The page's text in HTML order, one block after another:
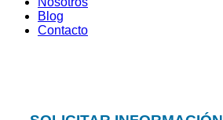
Blog
Contacto